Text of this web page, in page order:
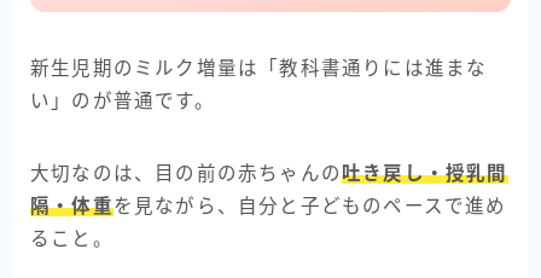
新生児期のミルク増量は「教科書通りには進まな
い」のが普通です。
大切なのは、目の前の赤ちゃんの吐き戻し・授乳間
隔・体重を見ながら、自分と子どものペースで進め
ること。